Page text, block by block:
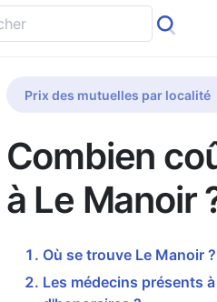
Prix des mutuelles par localité
Combien
à Le Manoir
Où se trouve Le Manoir ?
Les médecins présents